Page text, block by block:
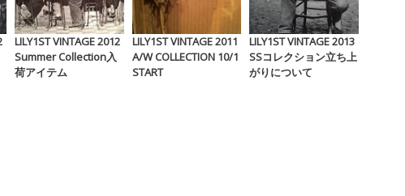
LILY1ST VINTAGE 2012
Summer Collection入
荷アイテム
LILY1ST VINTAGE 2011
A/W COLLECTION 10/1
START
LILY1ST VINTAGE 2013
SSコレクション立ち上
がりについて